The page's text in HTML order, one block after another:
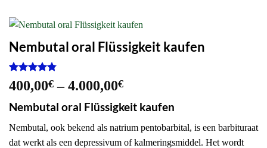
Nembutal oral Flüssigkeit kaufen
Bewertet
mit4.75
basierend
4
Kundenbewertungen
400,00€ –4.000,00€Preisspanne:
400,00€
bis
4.000,00€
Nembutal oral Flüssigkeit kaufen
Nembutal, ook bekend als natrium pentobarbital, is een barbituraat
dat werkt als een depressivum of kalmeringsmiddel. Het wordt